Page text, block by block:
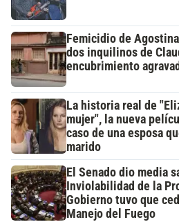
Femicidio de
dos inquilinos de
encubrimiento
La historia real de
mujer", la nueva
caso de una esposa
marido
El Senado dio media
Inviolabilidad de la
Gobierno tuvo que
Manejo del Fuego